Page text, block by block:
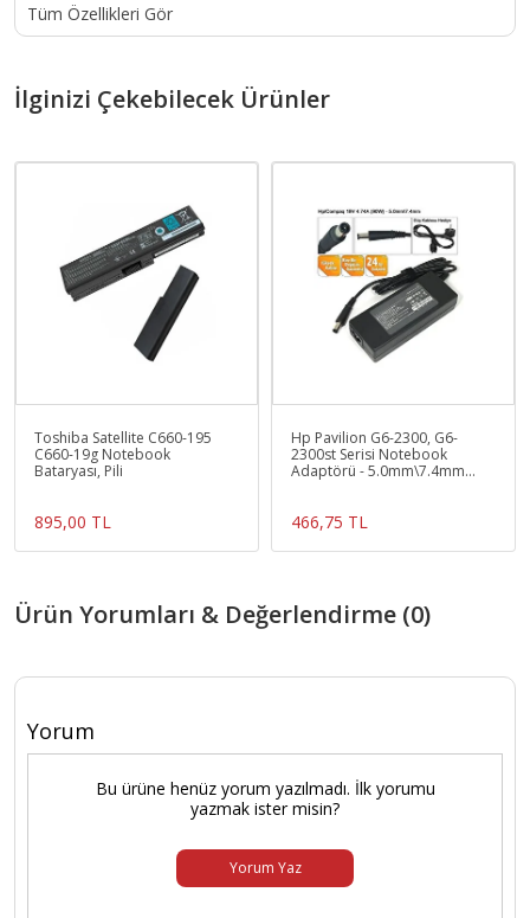
Tüm Özellikleri Gör
İlginizi Çekebilecek Ürünler
Toshiba Satellite C660-195
C660-19g Notebook
Bataryası, Pili
895,00 TL
Hp Pavilion G6-2300, G6-
2300st Serisi Notebook
Adaptörü - 5.0mm\7.4mm
466,75 TL
Ürün Yorumları & Değerlendirme (0)
Yorum
Bu ürüne henüz yorum yazılmadı. İlk yorumu
yazmak ister misin?
Yorum Yaz